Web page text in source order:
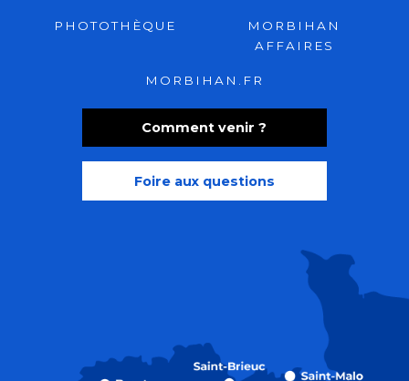
Comment venir ?
Foire aux questions
PHOTOTHÈQUE
MORBIHAN
AFFAIRES
MORBIHAN.FR